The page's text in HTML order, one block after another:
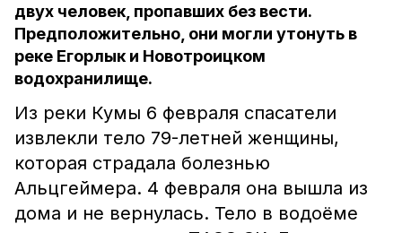
двух человек, пропавших без вести.
Предположительно, они могли утонуть в
реке Егорлык и Новотроицком
водохранилище.
Из реки Кумы 6 февраля спасатели
извлекли тело 79-летней женщины,
которая страдала болезнью
Альцгеймера. 4 февраля она вышла из
дома и не вернулась. Тело в водоёме